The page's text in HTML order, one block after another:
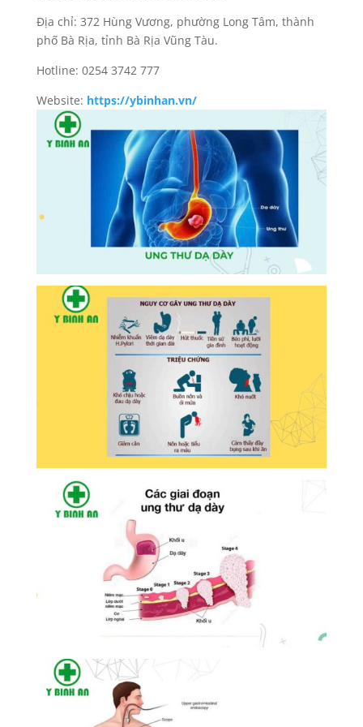
Địa chỉ: 372 Hùng Vương, phường Long Tâm, thành
phố Bà Rịa, tỉnh Bà Rịa Vũng Tàu.
Hotline: 0254 3742 777
Website: https://ybinhan.vn/